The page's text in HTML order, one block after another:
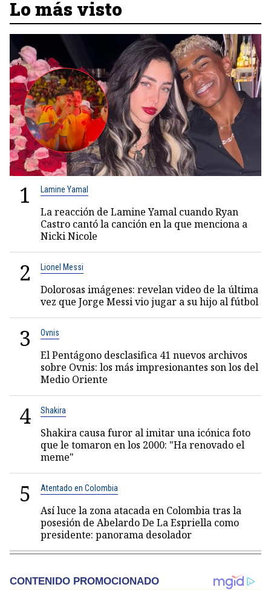
Lo más visto
1 Lamine Yamal
La reacción de Lamine Yamal cuando Ryan
Castro cantó la canción en la que menciona a
Nicki Nicole
2 Lionel Messi
Dolorosas imágenes: revelan video de la última
vez que Jorge Messi vio jugar a su hijo al fútbol
3 Ovnis
El Pentágono desclasifica 41 nuevos archivos
sobre Ovnis: los más impresionantes son los del
Medio Oriente
4 Shakira
Shakira causa furor al imitar una icónica foto
que le tomaron en los 2000: "Ha renovado el
meme"
5 Atentado en Colombia
Así luce la zona atacada en Colombia tras la
posesión de Abelardo De La Espriella como
presidente: panorama desolador